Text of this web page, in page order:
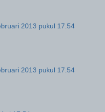
2013 pukul 17.54
2013 pukul 17.54